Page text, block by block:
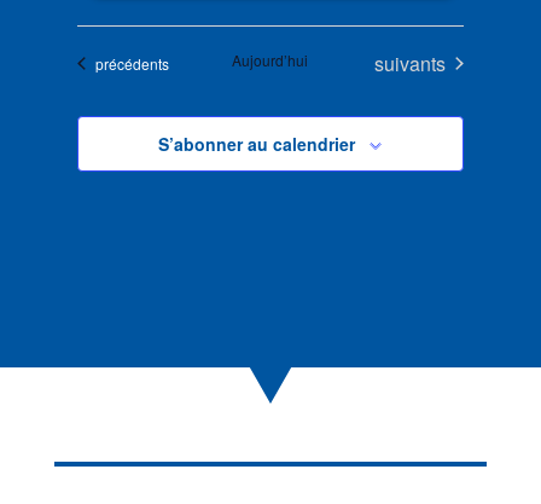
Évènements
précédents Aujourd’hui Évènements
suivants
S’abonner au calendrier